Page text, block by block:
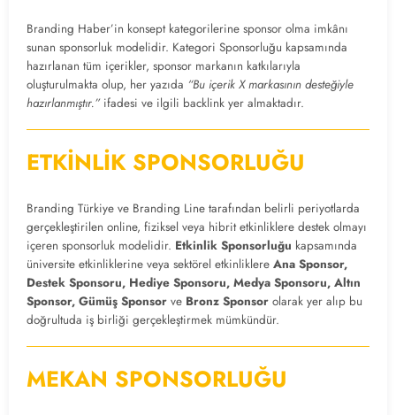
Branding Haber’in konsept kategorilerine sponsor olma imkânı
sunan sponsorluk modelidir. Kategori Sponsorluğu kapsamında
hazırlanan tüm içerikler, sponsor markanın katkılarıyla
oluşturulmakta olup, her yazıda “Bu içerik X markasının desteğiyle
hazırlanmıştır.”ifadesi ve ilgili backlink yer almaktadır.
ETKİNLİK SPONSORLUĞU
Branding Türkiye ve Branding Line tarafından belirli periyotlarda
gerçekleştirilen online, fiziksel veya hibrit etkinliklere destek olmayı
içeren sponsorluk modelidir. Etkinlik Sponsorluğu kapsamında
üniversite etkinliklerine veya sektörel etkinliklere Ana Sponsor,
Destek Sponsoru, Hediye Sponsoru, Medya Sponsoru, Altın
Sponsor, Gümüş Sponsor ve Bronz Sponsor olarak yer alıp bu
doğrultuda iş birliği gerçekleştirmek mümkündür.
MEKAN SPONSORLUĞU